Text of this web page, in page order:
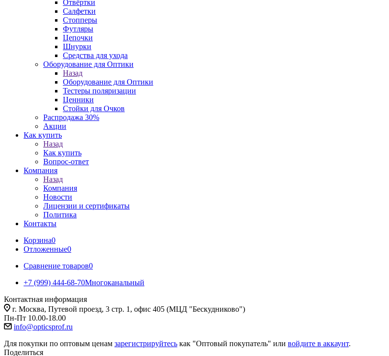
Отвёртки
Салфетки
Стопперы
Футляры
Цепочки
Шнурки
Средства для ухода
Оборудование для Оптики
Назад
Оборудование для Оптики
Тестеры поляризации
Ценники
Стойки для Очков
Распродажа 30%
Акции
Как купить
Назад
Как купить
Вопрос-ответ
Компания
Назад
Компания
Новости
Лицензии и сертификаты
Политика
Контакты
Корзина0
Отложенные0
Сравнение товаров0
+7 (999) 444-68-70Многоканальный
Контактная информация
г. Москва, Путевой проезд, 3 стр. 1, офис 405 (МЦД "Бескудниково")
Пн-Пт 10.00-18.00
info@opticsprof.ru
Для покупки по оптовым ценам зарегистрируйтесь как "Оптовый покупатель" или войдите в аккаунт.
Поделиться